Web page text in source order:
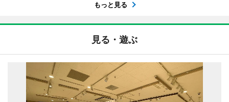
もっと見る
見る・遊ぶ